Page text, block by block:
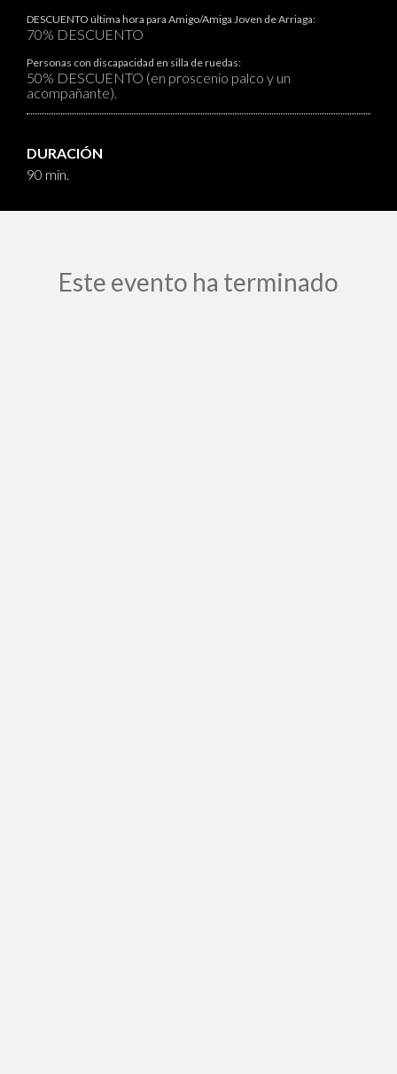
DESCUENTO última hora para Amigo/Amiga Joven de Arriaga:
70% DESCUENTO
Personas con discapacidad en silla de ruedas:
50% DESCUENTO (en proscenio palco y un
acompañante).
DURACIÓN
90 min.
Este evento ha terminado